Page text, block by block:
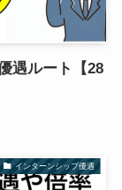
遇ルート【28
インターンシップ優遇